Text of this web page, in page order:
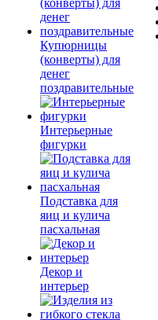
Купюрницы
(конверты) для
денег
поздравительные
Интерьерные
фигурки
Подставка для
яиц и кулича
пасхальная
Декор и
интерьер